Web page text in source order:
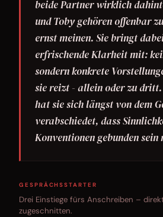
beide Partner wirklich
und Toby gehören offenbar
ernst meinen. Sie bringt
erfrischende Klarheit mit:
sondern konkrete
sie reizt - allein oder zu dritt.
hat sie sich längst von dem
verabschiedet, dass
Konventionen gebunden sein
GESPRÄCHSSTARTER
Drei Einstiege fürs Anschreiben –
zugeschnitten.